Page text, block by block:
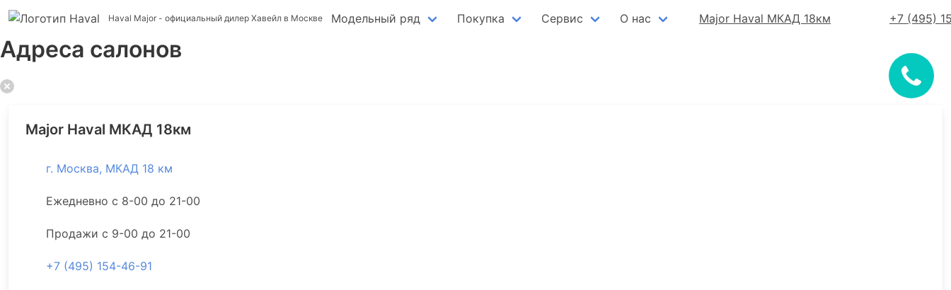
Haval Major - официальный дилер Хавейл в Москве Модельный ряд Покупка Сервис О нас Major Haval МКАД 18км +7 (495)
Адреса салонов
Major Haval МКАД 18км
г. Москва, МКАД 18 км
Ежедневно с 8-00 до 21-00
Продажи с 9-00 до 21-00
+7 (495) 154-46-91